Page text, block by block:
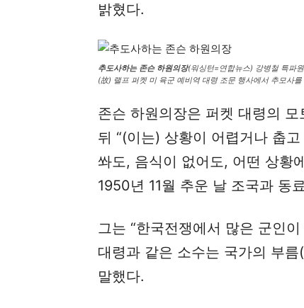
밝혔다.
추도사하는 존슨 하원의장(워싱턴=연합뉴스) 강병철 특파
(故) 랠프 퍼켓 미 육군 예비역 대령 조문 행사에서 추모사
존슨 하원의장은 퍼켓 대령의
뒤 “(이는) 상황이 어렵거나 춥
쏴도, 음식이 없어도, 어떤 상황
1950년 11월 추운 날 조국과 동
그는 “한국전쟁에서 많은 군인
대령과 같은 소수는 국가의 부
말했다.